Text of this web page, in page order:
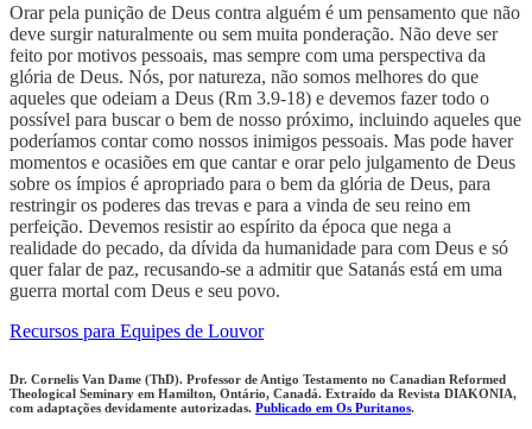
Orar pela punição de Deus contra alguém é um pensamento que não
deve surgir naturalmente ou sem muita ponderação. Não deve ser
feito por motivos pessoais, mas sempre com uma perspectiva da
glória de Deus. Nós, por natureza, não somos melhores do que
aqueles que odeiam a Deus (Rm 3.9-18) e devemos fazer todo o
possível para buscar o bem de nosso próximo, incluindo aqueles que
poderíamos contar como nossos inimigos pessoais. Mas pode haver
momentos e ocasiões em que cantar e orar pelo julgamento de Deus
sobre os ímpios é apropriado para o bem da glória de Deus, para
restringir os poderes das trevas e para a vinda de seu reino em
perfeição. Devemos resistir ao espírito da época que nega a
realidade do pecado, da dívida da humanidade para com Deus e só
quer falar de paz, recusando-se a admitir que Satanás está em uma
guerra mortal com Deus e seu povo.
Recursos para Equipes de Louvor
Dr. Cornelis Van Dame (ThD). Professor de Antigo Testamento no Canadian Reformed
Theological Seminary em Hamilton, Ontário, Canadá. Extraído da Revista DIAKONIA,
com adaptações devidamente autorizadas. Publicado em Os Puritanos.